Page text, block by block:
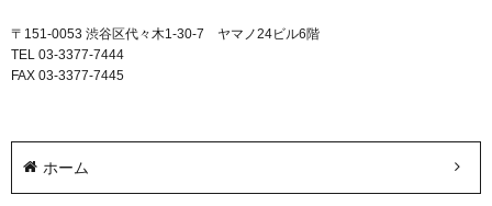
〒151-0053 渋谷区代々木1-30-7 ヤマノ24ビル6階
TEL 03-3377-7444
FAX 03-3377-7445
ホーム